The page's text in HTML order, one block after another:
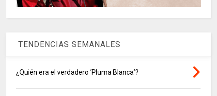
TENDENCIAS SEMANALES
¿Quién era el verdadero ‘Pluma Blanca’?